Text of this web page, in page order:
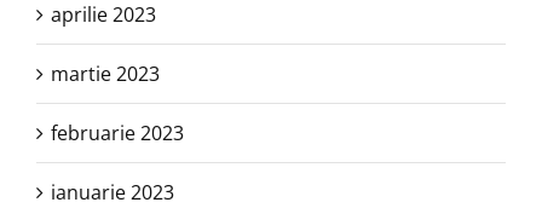
aprilie 2023
martie 2023
februarie 2023
ianuarie 2023